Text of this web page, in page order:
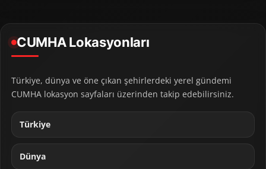
CUMHA Lokasyonları
Türkiye, dünya ve öne çıkan şehirlerdeki yerel gündemi
CUMHA lokasyon sayfaları üzerinden takip edebilirsiniz.
Türkiye
Dünya